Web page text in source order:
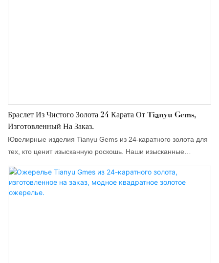
Браслет Из Чистого Золота 24 Карата От Tianyu Gems,
Изготовленный На Заказ.
Ювелирные изделия Tianyu Gems из 24-каратного золота для
тех, кто ценит изысканную роскошь. Наши изысканные
изготовлению на заказ.